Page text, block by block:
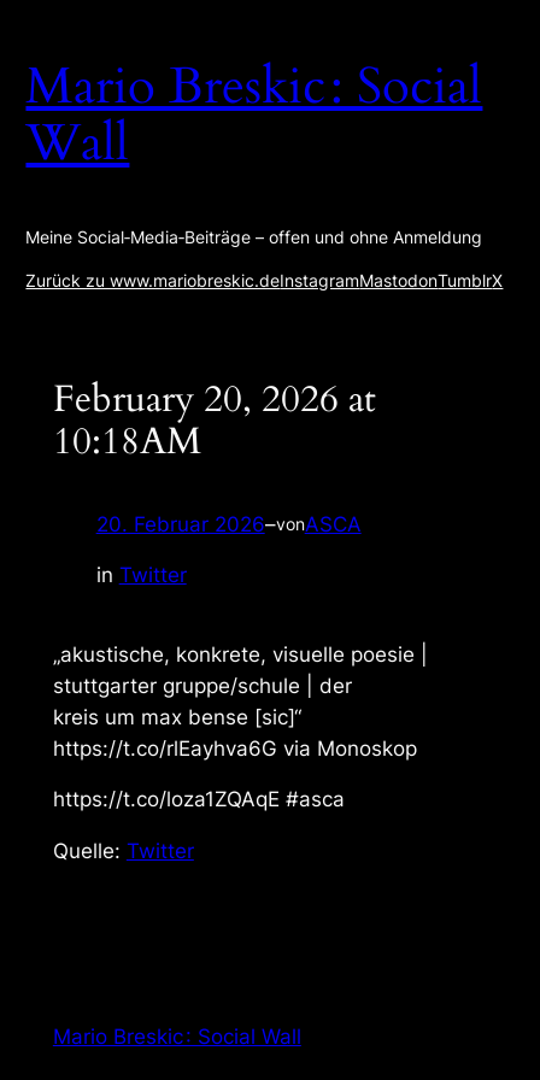
springen
Mario Breskic : Social
Wall
Meine Social‑Media‑Beiträge – offen und ohne Anmeldung
Zurück zu www.mariobreskic.deInstagramMastodonTumblrX
February 20, 2026 at
10:18AM
20. Februar 2026–vonASCA
in Twitter
„akustische, konkrete, visuelle poesie |
stuttgarter gruppe/schule | der
kreis um max bense [sic]“
https://t.co/rlEayhva6G via Monoskop
https://t.co/loza1ZQAqE #asca
Quelle: Twitter
Mario Breskic : Social Wall